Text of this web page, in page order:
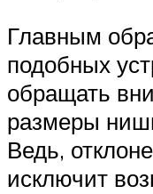
Главным
подобных
обращать
размеры
Ведь,
исключит